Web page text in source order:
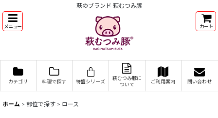
萩のブランド 萩むつみ豚
メニュー カート
カテゴリ 料理で探す 特盛シリーズ
萩むつみ豚に
ついて
ご利用案内 問い合わせ
ホーム > 部位で探す > ロース